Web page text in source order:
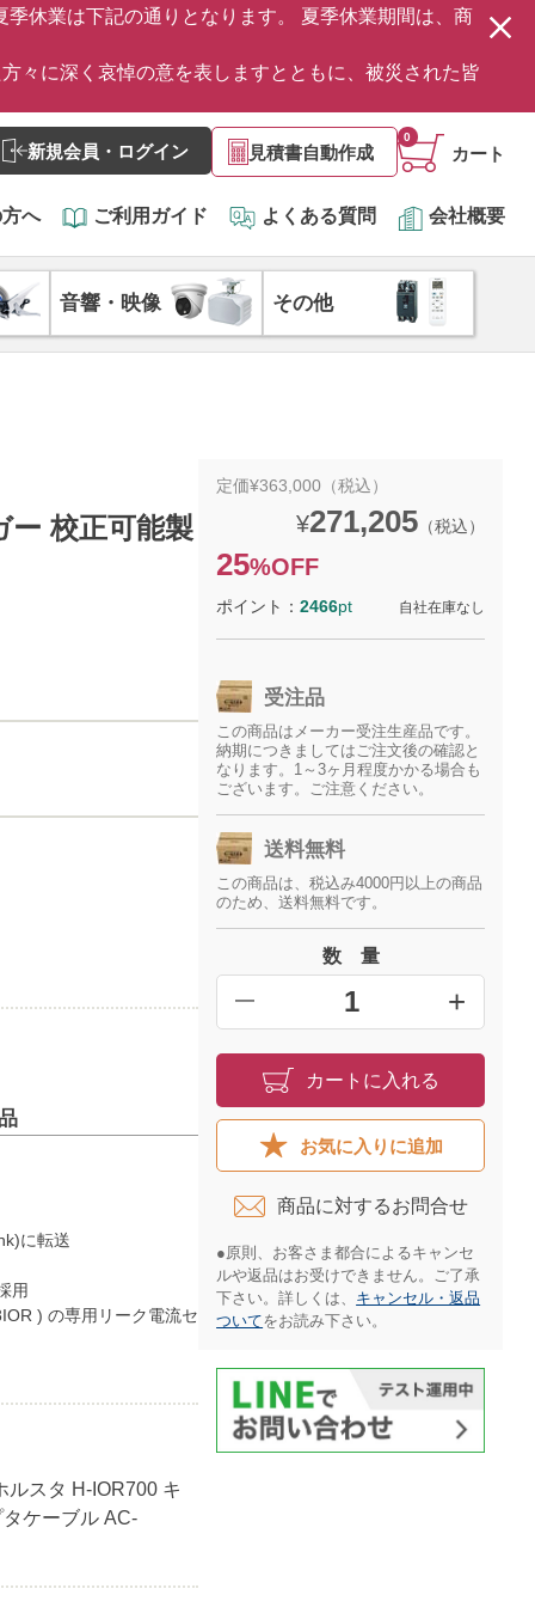
休業は下記の通りとなります。 夏季休業期間は、商
々に深く哀悼の意を表しますとともに、被災された皆
新規会員・ログイン 見積書自動作成 カート
0
へ ご利用ガイド よくある質問 会社概要
音響・映像 その他
ー 校正可能製
に転送
用
) の専用リーク電流セ
ルスタ H-IOR700 キ
ケーブル AC-
定価¥363,000（税込）
¥271,205 （税込）
25%OFF
ポイント：2466pt 自社在庫なし
受注品
この商品はメーカー受注生産品です。
納期につきましてはご注文後の確認と
なります。1～3ヶ月程度かかる場合も
ございます。ご注意ください。
送料無料
この商品は、税込み4000円以上の商品
のため、送料無料です。
数 量
━ +
カートに入れる
お気に入りに追加
商品に対するお問合せ​
●原則、お客さま都合によるキャンセ
ルや返品はお受けできません。ご了承
下さい。詳しくは、 キャンセル・返品
ついてをお読み下さい。​